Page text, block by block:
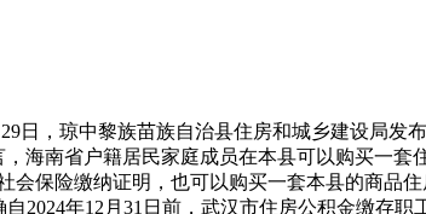
日，琼中黎族苗族自治县住房和城乡建设局发
海南省户籍居民家庭成员在本县可以购买一套
保险缴纳证明，也可以购买一套本县的商品
2024年12月31日前，武汉市住房公积金缴存职